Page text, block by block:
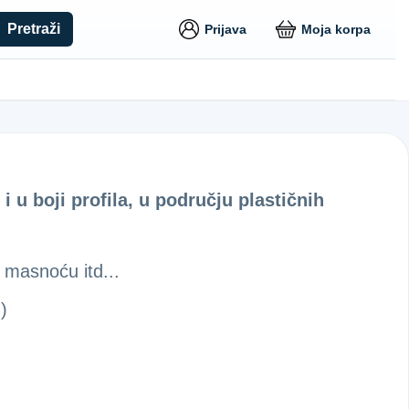
Pretraži Prijava Moja korpa
u boji profila, u području plastičnih
itd...